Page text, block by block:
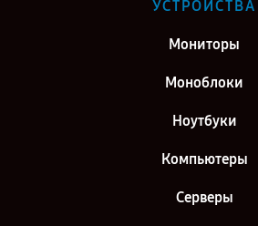
УСТРОЙСТВА
Мониторы
Моноблоки
Ноутбуки
Компьютеры
Серверы